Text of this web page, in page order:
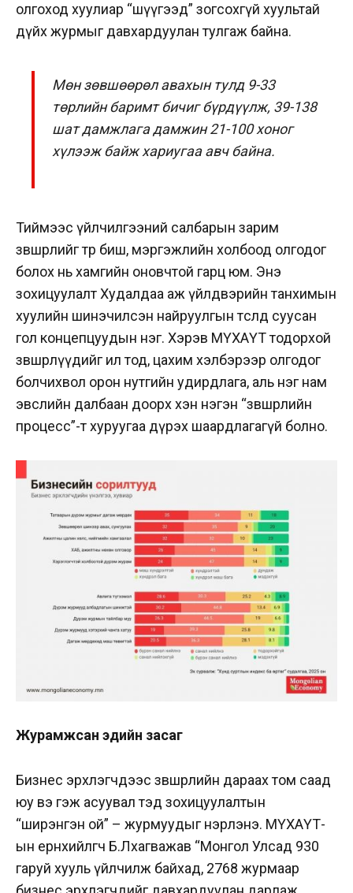
олгоход хуулиар “шүүгээд” зогсохгүй хуультай
дүйх журмыг давхардуулан тулгаж байна.
Мөн зөвшөөрөл авахын тулд 9-33
төрлийн баримт бичиг бүрдүүлж, 39-138
шат дамжлага дамжин 21-100 хоног
хүлээж байж хариугаа авч байна.
Тиймээс үйлчилгээний салбарын зарим
зөвшөөрлийг төр биш, мэргэжлийн холбоод олгодог
болох нь хамгийн оновчтой гарц юм. Энэ
зохицуулалт Худалдаа аж үйлдвэрийн танхимын
хуулийн шинэчилсэн найруулгын төсөлд суусан
гол концепцуудын нэг. Хэрэв МҮХАҮТ тодорхой
зөвшөөрлүүдийг ил тод, цахим хэлбэрээр олгодог
болчихвол орон нутгийн удирдлага, аль нэг нам
эвслийн далбаан доорх хэн нэгэн “зөвшөөрлийн
процесс”-т хуруугаа дүрэх шаардлагагүй болно.
Журамжсан эдийн засаг
Бизнес эрхлэгчдээс зөвшөөрлийн дараах том саад
юу вэ гэж асуувал тэд зохицуулалтын
“ширэнгэн ой” – журмуудыг нэрлэнэ. МҮХАҮТ-
ын ерөнхийлөгч Б.Лхагважав “Монгол Улсад 930
гаруй хууль үйлчилж байхад, 2768 журмаар